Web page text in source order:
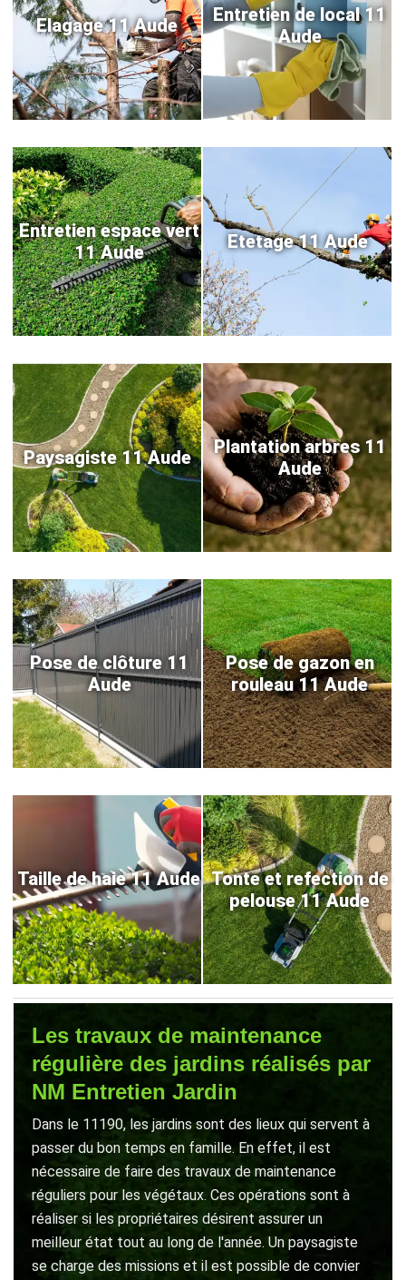
Elagage 11 Aude
Entretien de local 11
Aude
Entretien espace vert
11 Aude
Etetage 11 Aude
Paysagiste 11 Aude
Plantation arbres 11
Aude
Pose de clôture 11
Aude
Pose de gazon en
rouleau 11 Aude
Taille de haie 11 Aude Tonte et refection de
pelouse 11 Aude
Les travaux de maintenance
régulière des jardins réalisés par
NM Entretien Jardin
Dans le 11190, les jardins sont des lieux qui servent à
passer du bon temps en famille. En effet, il est
nécessaire de faire des travaux de maintenance
réguliers pour les végétaux. Ces opérations sont à
réaliser si les propriétaires désirent assurer un
meilleur état tout au long de l'année. Un paysagiste
se charge des missions et il est possible de convier